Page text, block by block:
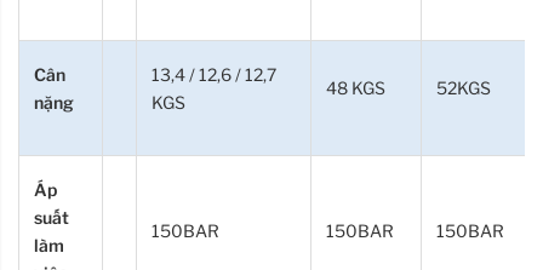
Cân
nặng
13,4 / 12,6 / 12,7
KGS
48 KGS 52KGS
Áp
suất
làm
150BAR 150BAR 150BAR